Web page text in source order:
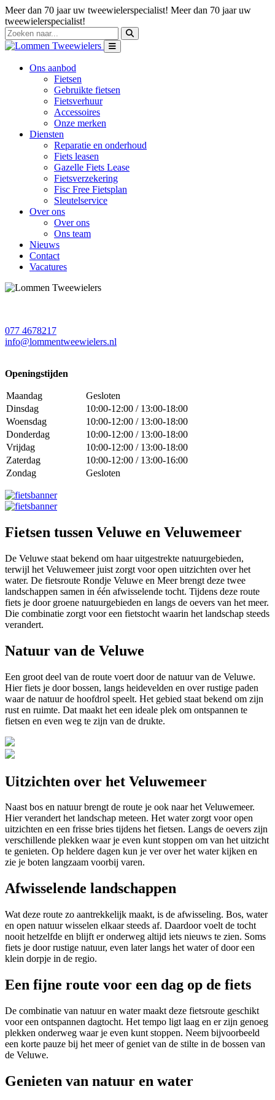
Meer dan 70 jaar uw tweewielerspecialist! Meer dan 70 jaar uw
tweewielerspecialist!
Ons aanbod
Fietsen
Gebruikte fietsen
Fietsverhuur
Accessoires
Onze merken
Diensten
Reparatie en onderhoud
Fiets leasen
Gazelle Fiets Lease
Fietsverzekering
Fisc Free Fietsplan
Sleutelservice
Over ons
Over ons
Ons team
Nieuws
Contact
Vacatures
077 4678217
info@lommentweewielers.nl
Openingstijden
Maandag
Gesloten
Dinsdag
10:00-12:00 / 13:00-18:00
Woensdag
10:00-12:00 / 13:00-18:00
Donderdag
10:00-12:00 / 13:00-18:00
Vrijdag
10:00-12:00 / 13:00-18:00
Zaterdag
10:00-12:00 / 13:00-16:00
Zondag
Gesloten
Fietsen tussen Veluwe en Veluwemeer
De Veluwe staat bekend om haar uitgestrekte natuurgebieden,
terwijl het Veluwemeer juist zorgt voor open uitzichten over het
water. De fietsroute Rondje Veluwe en Meer brengt deze twee
landschappen samen in één afwisselende tocht. Tijdens deze route
fiets je door groene natuurgebieden en langs de oevers van het meer.
Die combinatie zorgt voor een fietstocht waarin het landschap steeds
verandert.
Natuur van de Veluwe
Een groot deel van de route voert door de natuur van de Veluwe.
Hier fiets je door bossen, langs heidevelden en over rustige paden
waar de natuur de hoofdrol speelt. Het gebied staat bekend om zijn
rust en ruimte. Dat maakt het een ideale plek om ontspannen te
fietsen en even weg te zijn van de drukte.
Uitzichten over het Veluwemeer
Naast bos en natuur brengt de route je ook naar het Veluwemeer.
Hier verandert het landschap meteen. Het water zorgt voor open
uitzichten en een frisse bries tijdens het fietsen. Langs de oevers zijn
verschillende plekken waar je even kunt stoppen om van het uitzicht
te genieten. Op heldere dagen kun je ver over het water kijken en
zie je boten langzaam voorbij varen.
Afwisselende landschappen
Wat deze route zo aantrekkelijk maakt, is de afwisseling. Bos, water
en open natuur wisselen elkaar steeds af. Daardoor voelt de tocht
nooit hetzelfde en blijft er onderweg altijd iets nieuws te zien. Soms
fiets je door rustige natuur, even later langs het water of door een
klein dorpje in de regio.
Een fijne route voor een dag op de fiets
De combinatie van natuur en water maakt deze fietsroute geschikt
voor een ontspannen dagtocht. Het tempo ligt laag en er zijn genoeg
plekken onderweg waar je even kunt stoppen. Neem bijvoorbeeld
een korte pauze bij het meer of geniet van de stilte in de bossen van
de Veluwe.
Genieten van natuur en water